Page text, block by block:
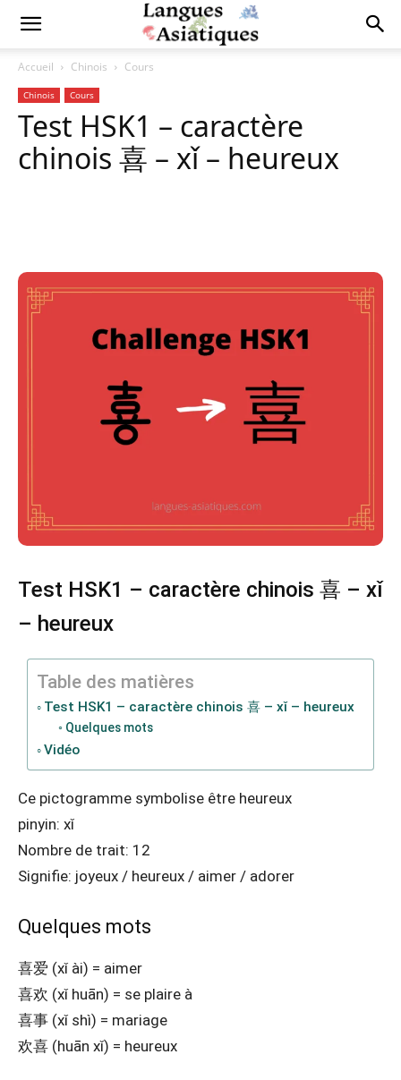
Accueil Chinois Cours
Chinois Cours
Test HSK1 – caractère
chinois 喜 – xǐ – heureux
Test HSK1 – caractère chinois 喜 – xǐ
– heureux
Table des matières
Test HSK1 – caractère chinois 喜 – xǐ – heureux
Quelques mots
Vidéo
Ce pictogramme symbolise être heureux
pinyin: xǐ
Nombre de trait: 12
Signifie: joyeux / heureux / aimer / adorer
Quelques mots
喜爱 (xǐ ài) = aimer
喜欢 (xǐ huān) = se plaire à
喜事 (xǐ shì) = mariage
欢喜 (huān xǐ) = heureux